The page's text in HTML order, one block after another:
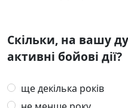
Скільки, на вашу
активні бойові дії?
ще декілька років